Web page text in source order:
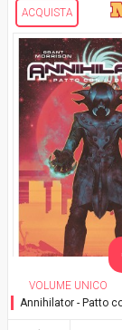
ACQUISTA
VOLUME UNICO
Annihilator - Patto